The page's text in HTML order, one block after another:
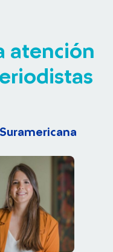
atención
Suramericana